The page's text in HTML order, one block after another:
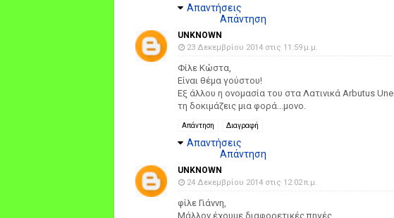
Απαντήσεις
Απάντηση
UNKNOWN
23 Δεκεμβρίου 2014 στις 11:59 μ.μ.
Φίλε Κώστα,
Είναι θέμα γούστου!
Εξ άλλου η ονομασία του στα Λατινικά Arbutus
τη δοκιμάζεις μια φορά...μονο.
Απάντηση Διαγραφή
Απαντήσεις
Απάντηση
UNKNOWN
24 Δεκεμβρίου 2014 στις 12:02 π.μ.
φίλε Γιάννη,
Μάλλον έχουμε διαφορετικές πηγές.